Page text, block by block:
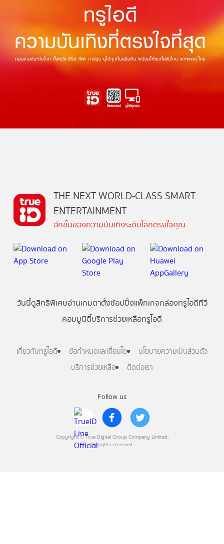
Follow us
Copyright © True Digital Group Company Limited.
All rights reserved
THE NEXT WORLD-CLASS SMART
ENTERTAINMENT
อีกขั้นของความบันเทิงระดับโลกตรงใจคุณ
วันนี้ดูสิทธิพิเศษอ่านเกมตาตั้งช้อปปิ้งแพ็กเกจกล่องทรูไอดีทีวี
คอมมูนิตี้บริการช่วยเหลือทรูไอดี
เกี่ยวกับทรูไอดี ข้อกำหนดและเงื่อนไข
นโยบายความเป็นส่วนตัว
บริการช่วยเหลือ
ติดต่อเรา